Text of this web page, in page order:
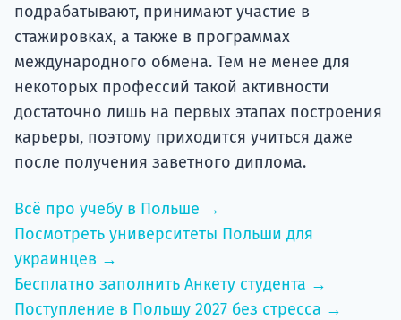
подрабатывают, принимают участие в
стажировках, а также в программах
международного обмена. Тем не менее для
некоторых профессий такой активности
достаточно лишь на первых этапах построения
карьеры, поэтому приходится учиться даже
после получения заветного диплома.
Всё про учебу в Польше →
Посмотреть университеты Польши для
украинцев →
Бесплатно заполнить Анкету студента →
Поступление в Польшу 2027 без стресса →